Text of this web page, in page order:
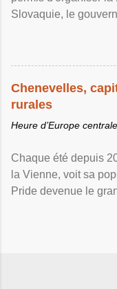
Slovaquie, le
Chenevelles,
rurales
Heure d’Europe
Chaque été depuis
la Vienne, voit sa
Pride devenue le